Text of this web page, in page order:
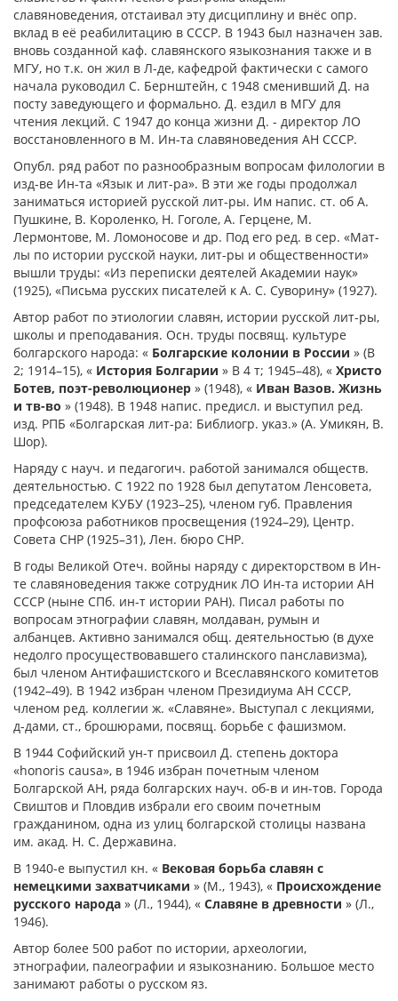
славяноведения, отстаивал эту дисциплину и внёс опр.
вклад в её реабилитацию в СССР. В 1943 был назначен зав.
вновь созданной каф. славянского языкознания также и в
МГУ, но т.к. он жил в Л-де, кафедрой фактически с самого
начала руководил С. Бернштейн, с 1948 сменивший Д. на
посту заведующего и формально. Д. ездил в МГУ для
чтения лекций. С 1947 до конца жизни Д. - директор ЛО
восстановленного в М. Ин-та славяноведения АН СССР.
Опубл. ряд работ по разнообразным вопросам филологии в
изд-ве Ин-та «Язык и лит-ра». В эти же годы продолжал
заниматься историей русской лит-ры. Им напис. ст. об А.
Пушкине, В. Короленко, Н. Гоголе, А. Герцене, М.
Лермонтове, М. Ломоносове и др. Под его ред. в сер. «Мат-
лы по истории русской науки, лит-ры и общественности»
вышли труды: «Из переписки деятелей Академии наук»
(1925), «Письма русских писателей к А. С. Суворину» (1927).
Автор работ по этиологии славян, истории русской лит-ры,
школы и преподавания. Осн. труды посвящ. культуре
болгарского народа: « Болгарские колонии в России » (В
2; 1914–15), « История Болгарии » В 4 т; 1945–48), « Христо
Ботев, поэт-революционер » (1948), « Иван Вазов. Жизнь
и тв-во » (1948). В 1948 напис. предисл. и выступил ред.
изд. РПБ «Болгарская лит-ра: Библиогр. указ.» (А. Умикян, В.
Шор).
Наряду с науч. и педагогич. работой занимался обществ.
деятельностью. С 1922 по 1928 был депутатом Ленсовета,
председателем КУБУ (1923–25), членом губ. Правления
профсоюза работников просвещения (1924–29), Центр.
Совета СНР (1925–31), Лен. бюро СНР.
В годы Великой Отеч. войны наряду с директорством в Ин-
те славяноведения также сотрудник ЛО Ин-та истории АН
СССР (ныне СПб. ин-т истории РАН). Писал работы по
вопросам этнографии славян, молдаван, румын и
албанцев. Активно занимался общ. деятельностью (в духе
недолго просуществовавшего сталинского панславизма),
был членом Антифашистского и Всеславянского комитетов
(1942–49). В 1942 избран членом Президиума АН СССР,
членом ред. коллегии ж. «Славяне». Выступал с лекциями,
д-дами, ст., брошюрами, посвящ. борьбе с фашизмом.
В 1944 Софийский ун-т присвоил Д. степень доктора
«honoris causa», в 1946 избран почетным членом
Болгарской АН, ряда болгарских науч. об-в и ин-тов. Города
Свиштов и Пловдив избрали его своим почетным
гражданином, одна из улиц болгарской столицы названа
им. акад. Н. С. Державина.
В 1940-е выпустил кн. « Вековая борьба славян с
немецкими захватчиками » (М., 1943), « Происхождение
русского народа » (Л., 1944), « Славяне в древности » (Л.,
1946).
Автор более 500 работ по истории, археологии,
этнографии, палеографии и языкознанию. Большое место
занимают работы о русском яз.